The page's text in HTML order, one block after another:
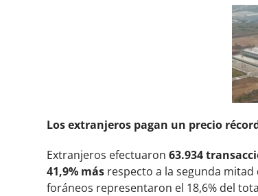
Los extranjeros pagan un precio
Extranjeros efectuaron 63.934
41,9% más respecto a la segunda
foráneos representaron el 18,6% del